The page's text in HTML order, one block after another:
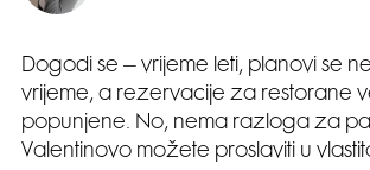
Dogodi se – vrijeme leti, planovi se
vrijeme, a rezervacije za restorane
popunjene. No, nema razloga za
Valentinovo možete proslaviti u